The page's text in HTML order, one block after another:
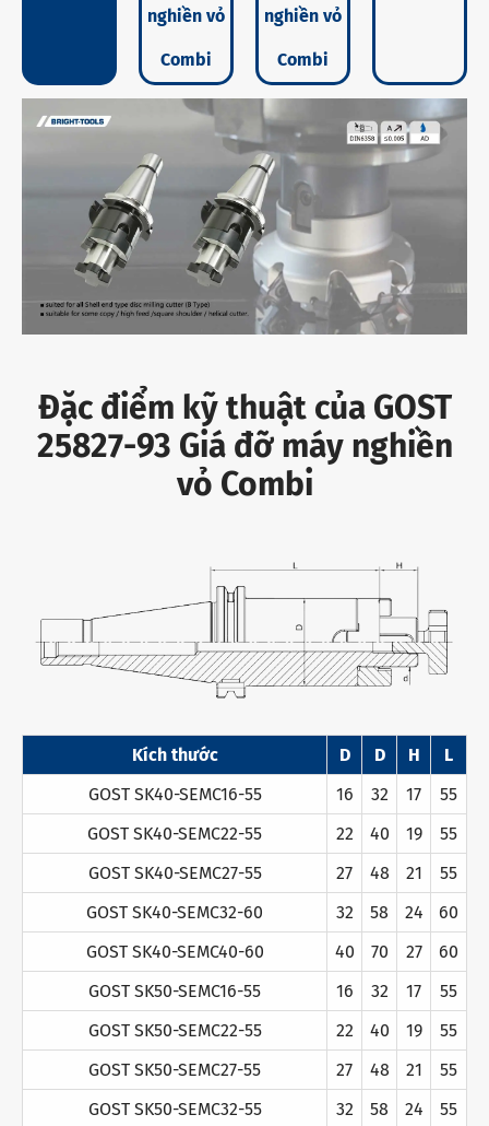
nghiền vỏ
Combi
nghiền vỏ
Combi
Đặc điểm kỹ thuật của GOST
25827-93 Giá đỡ máy nghiền
vỏ Combi
Kích thước D D H
L
GOST SK40-SEMC16-55
16 32 17
55
GOST SK40-SEMC22-55
22 40 19
55
GOST SK40-SEMC27-55
27 48 21
55
GOST SK40-SEMC32-60
32 58 24
60
GOST SK40-SEMC40-60
40 70 27
60
GOST SK50-SEMC16-55
16 32 17
55
GOST SK50-SEMC22-55
22 40 19
55
GOST SK50-SEMC27-55
27 48 21
55
GOST SK50-SEMC32-55
32 58 24 55